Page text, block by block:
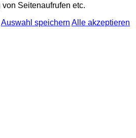
Seitenaufrufen etc.
Auswahl speichern Alle akzeptieren